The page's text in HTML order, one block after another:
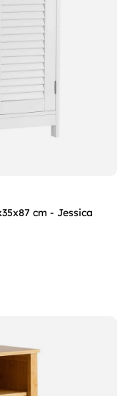
cm - Jessica